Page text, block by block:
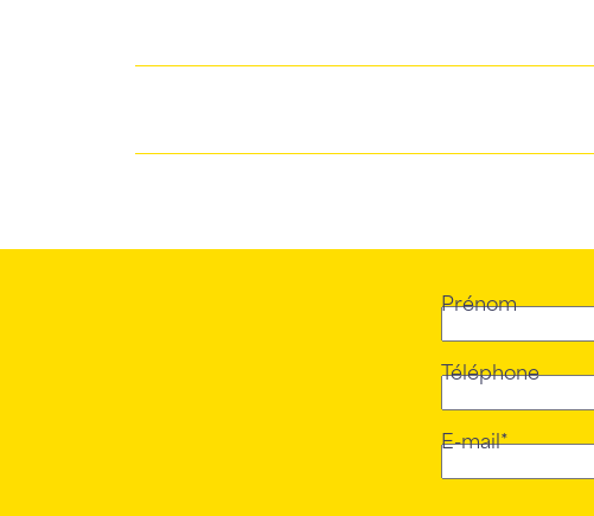
Prénom
Téléphone
E-mail*